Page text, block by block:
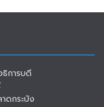
การบดี
ดกระบัง